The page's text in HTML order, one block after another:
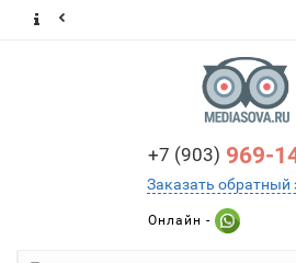
+7 (903) 969-
Заказать обратный
Онлайн -